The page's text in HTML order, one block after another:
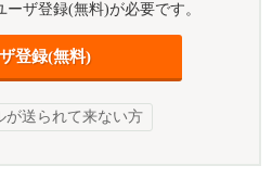
ザ登録(無料)が必要です。
登録(無料)
が送られて来ない方